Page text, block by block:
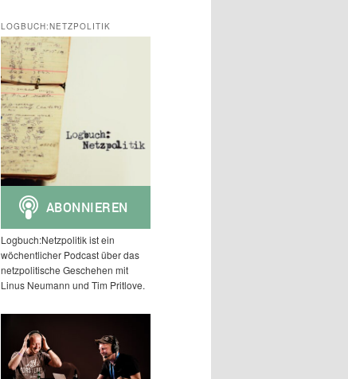
LOGBUCH:NETZPOLITIK
Logbuch:Netzpolitik ist ein
wöchentlicher Podcast über das
netzpolitische Geschehen mit
Linus Neumann und Tim Pritlove.